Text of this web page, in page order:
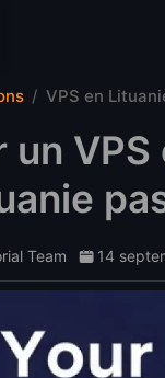
VPS en
un
Team 14